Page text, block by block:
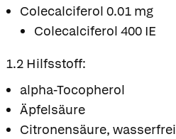
Colecalciferol 0.01 mg
Colecalciferol 400 IE
1.2 Hilfsstoff:
alpha-Tocopherol
Äpfelsäure
Citronensäure, wasserfrei